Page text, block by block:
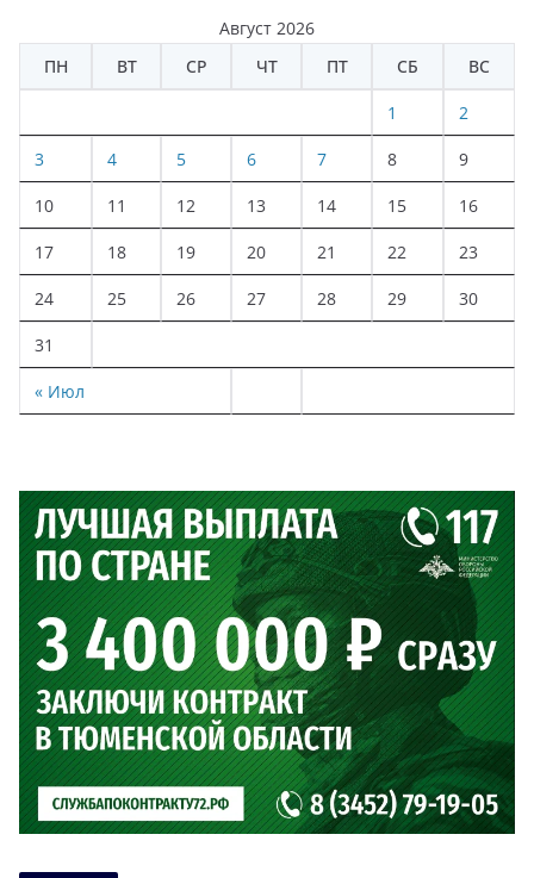
Август 2026
ПН
ВТ СР ЧТ ПТ СБ ВС
« Июл
1 2
3 4 5 6 7 8 9
10 11 12 13 14 15 16
17 18 19 20 21 22 23
24 25 26 27 28 29 30
31